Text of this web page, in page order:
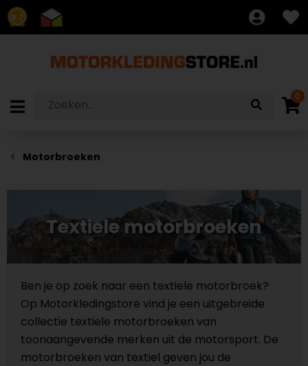
8.7
0
Motorbroeken
Textiele motorbroeken
Ben je op zoek naar een textiele motorbroek?
Op Motorkledingstore vind je een uitgebreide
collectie textiele motorbroeken van
toonaangevende merken uit de motorsport. De
motorbroeken van textiel geven jou de